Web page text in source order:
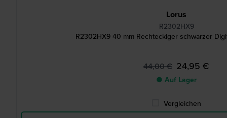
Lorus
R2302HX9
R2302HX9 40 mm Rechteckiger schwarzer
44,00 € 24,95 €
● Auf Lager
Vergleichen